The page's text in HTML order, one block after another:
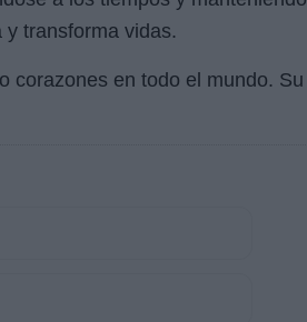
transforma vidas.
corazones en todo el mundo. Su